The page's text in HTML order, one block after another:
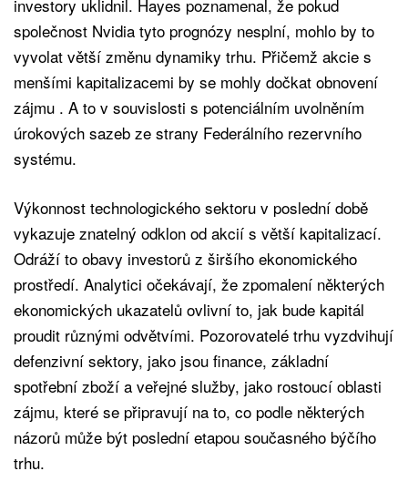
investory uklidnil. Hayes poznamenal, že pokud
společnost Nvidia tyto prognózy nesplní, mohlo by to
vyvolat větší změnu dynamiky trhu. Přičemž akcie s
menšími kapitalizacemi by se mohly dočkat obnovení
zájmu . A to v souvislosti s potenciálním uvolněním
úrokových sazeb ze strany Federálního rezervního
systému.
Výkonnost technologického sektoru v poslední době
vykazuje znatelný odklon od akcií s větší kapitalizací.
Odráží to obavy investorů z širšího ekonomického
prostředí. Analytici očekávají, že zpomalení některých
ekonomických ukazatelů ovlivní to, jak bude kapitál
proudit různými odvětvími. Pozorovatelé trhu vyzdvihují
defenzivní sektory, jako jsou finance, základní
spotřební zboží a veřejné služby, jako rostoucí oblasti
zájmu, které se připravují na to, co podle některých
názorů může být poslední etapou současného býčího
trhu.